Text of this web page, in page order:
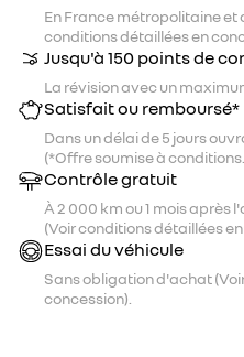
En France métropolitaine et
conditions détaillées en
Jusqu'à 150 points de
La révision avec un
Satisfait ou remboursé*
Dans un délai de 5 jours
(*Offre soumise à
Contrôle gratuit
À 2 000 km ou 1 mois après
(Voir conditions détaillées
Essai du véhicule
Sans obligation d'achat
concession).